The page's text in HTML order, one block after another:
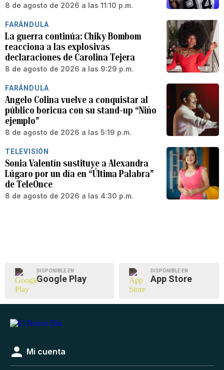
8 de agosto de 2026 a las 11:10 p.m.
FARÁNDULA
La guerra continúa: Chiky Bombom
reacciona a las explosivas
declaraciones de Carolina Tejera
8 de agosto de 2026 a las 9:29 p.m.
FARÁNDULA
Angelo Colina vuelve a conquistar al
público boricua con su stand-up “Niño
ejemplo”
8 de agosto de 2026 a las 5:19 p.m.
TELEVISIÓN
Sonia Valentín sustituye a Alexandra
Lúgaro por un día en “Última Palabra”
de TeleOnce
8 de agosto de 2026 a las 4:30 p.m.
DISPONIBLE EN
Google Play
DISPONIBLE EN
App Store
Mi cuenta